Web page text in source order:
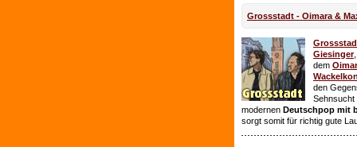
Grossstadt - Oimara &
Giesinger
dem
den
Sehnsucht
modernen Deutschpop mit
sorgt somit für richtig gute